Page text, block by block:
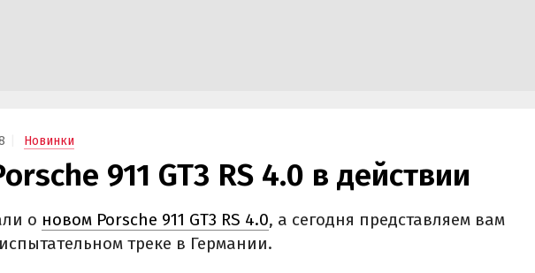
Новинки
911 GT3 RS 4.0 в действии
о новом Porsche 911 GT3 RS 4.0, а сегодня представляем вам
треке в Германии.